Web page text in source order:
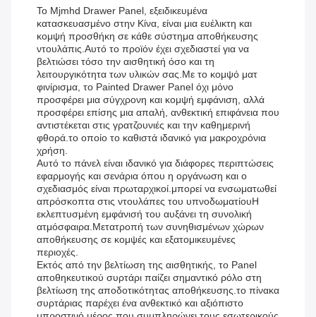
Το Mjmhd Drawer Panel, εξειδικευμένα
κατασκευασμένο στην Κίνα, είναι μια ευέλικτη και
κομψή προσθήκη σε κάθε σύστημα αποθήκευσης
ντουλάπις.Αυτό το προϊόν έχει σχεδιαστεί για να
βελτιώσει τόσο την αισθητική όσο και τη
λειτουργικότητα των υλικών σας.Με το κομψό ματ
φινίρισμα, το Painted Drawer Panel όχι μόνο
προσφέρει μια σύγχρονη και κομψή εμφάνιση, αλλά
προσφέρει επίσης μια απαλή, ανθεκτική επιφάνεια που
αντιστέκεται στις γρατζουνιές και την καθημερινή
φθορά.το οποίο το καθιστά ιδανικό για μακροχρόνια
χρήση.
Αυτό το πάνελ είναι ιδανικό για διάφορες περιπτώσεις
εφαρμογής και σενάρια όπου η οργάνωση και ο
σχεδιασμός είναι πρωταρχικοί.μπορεί να ενσωματωθεί
απρόσκοπτα στις ντουλάπες του υπνοδωματίουΗ
εκλεπτυσμένη εμφάνισή του αυξάνει τη συνολική
ατμόσφαιρα.Μετατροπή των συνηθισμένων χώρων
αποθήκευσης σε κομψές και εξατομικευμένες
περιοχές.
Εκτός από την βελτίωση της αισθητικής, το Panel
αποθηκευτικού συρτάρι παίζει σημαντικό ρόλο στη
βελτίωση της αποδοτικότητας αποθήκευσης.το πίνακα
συρτάριας παρέχει ένα ανθεκτικό και αξιόπιστο